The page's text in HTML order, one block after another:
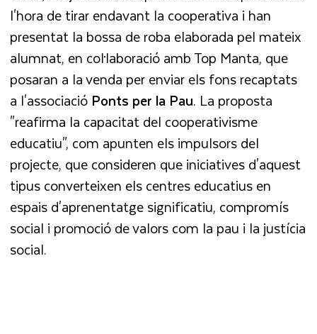
l'hora de tirar endavant la cooperativa i han
presentat la bossa de roba elaborada pel mateix
alumnat, en col·laboració amb Top Manta, que
posaran a la venda per enviar els fons recaptats
a l'associació Ponts per la Pau. La proposta
"reafirma la capacitat del cooperativisme
educatiu", com apunten els impulsors del
projecte, que consideren que iniciatives d'aquest
tipus converteixen els centres educatius en
espais d'aprenentatge significatiu, compromís
social i promoció de valors com la pau i la justícia
social.